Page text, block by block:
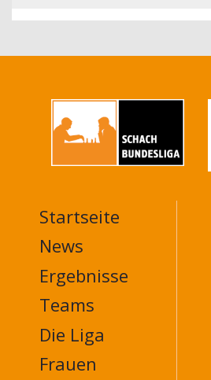
MAIN
NAVIGATION
FOOTER
Startseite
News
Ergebnisse
Teams
Die Liga
Frauen